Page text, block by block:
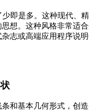
即是多。这种现代、
想。这种风格非常适
志或高端应用程序说明
和基本几何形式，创